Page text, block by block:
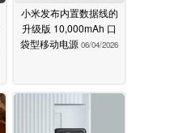
小米发布内置数据线的
升级版 10,000mAh 口
袋型移动电源 06/04/2026